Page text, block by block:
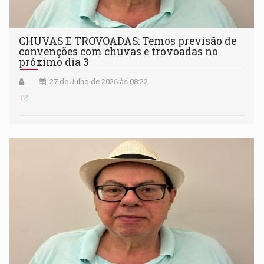
CHUVAS E TROVOADAS: Temos previsão de
convenções com chuvas e trovoadas no
próximo dia 3
27 de Julho de 2026 às 08:22